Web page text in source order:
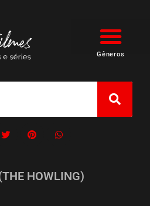
Gêneros
HOWLING)